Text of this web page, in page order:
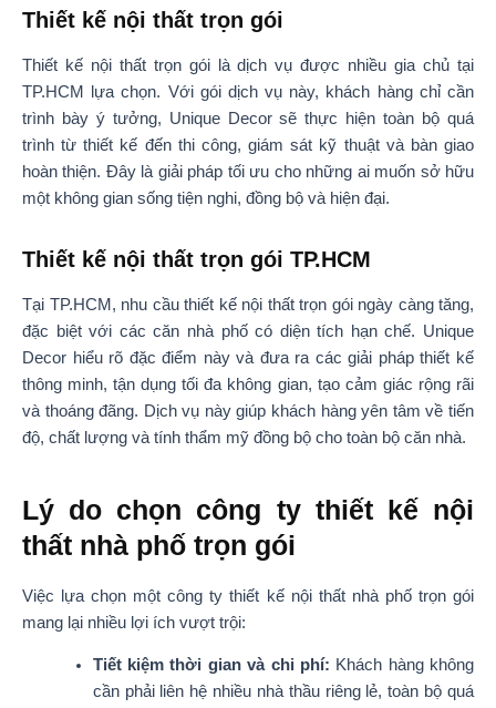
Thiết kế nội thất trọn gói
Thiết kế nội thất trọn gói là dịch vụ được nhiều gia chủ tại
TP.HCM lựa chọn. Với gói dịch vụ này, khách hàng chỉ cần
trình bày ý tưởng, Unique Decor sẽ thực hiện toàn bộ quá
trình từ thiết kế đến thi công, giám sát kỹ thuật và bàn giao
hoàn thiện. Đây là giải pháp tối ưu cho những ai muốn sở hữu
một không gian sống tiện nghi, đồng bộ và hiện đại.
Thiết kế nội thất trọn gói TP.HCM
Tại TP.HCM, nhu cầu thiết kế nội thất trọn gói ngày càng tăng,
đặc biệt với các căn nhà phố có diện tích hạn chế. Unique
Decor hiểu rõ đặc điểm này và đưa ra các giải pháp thiết kế
thông minh, tận dụng tối đa không gian, tạo cảm giác rộng rãi
và thoáng đãng. Dịch vụ này giúp khách hàng yên tâm về tiến
độ, chất lượng và tính thẩm mỹ đồng bộ cho toàn bộ căn nhà.
Lý do chọn công ty thiết kế nội
thất nhà phố trọn gói
Việc lựa chọn một công ty thiết kế nội thất nhà phố trọn gói
mang lại nhiều lợi ích vượt trội:
Tiết kiệm thời gian và chi phí: Khách hàng không
cần phải liên hệ nhiều nhà thầu riêng lẻ, toàn bộ quá